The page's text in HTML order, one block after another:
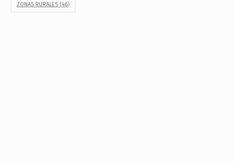
ZONAS RURALES (46)